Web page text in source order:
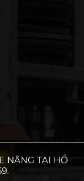
NÂNG TẠI HỒ